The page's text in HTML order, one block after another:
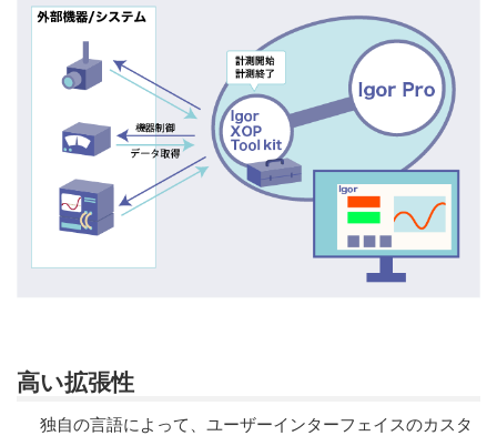
高い拡張性
独自の言語によって、ユーザーインターフェイスのカスタ